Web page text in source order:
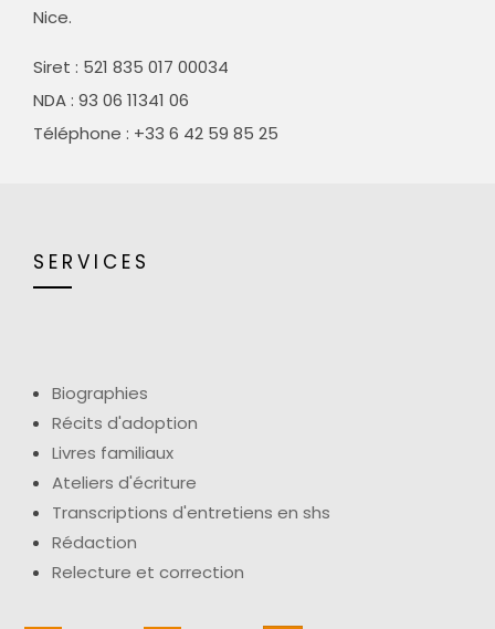
Nice.
Siret : 521 835 017 00034
NDA : 93 06 11341 06
Téléphone : +33 6 42 59 85 25
SERVICES
Biographies
Récits d'adoption
Livres familiaux
Ateliers d'écriture
Transcriptions d'entretiens en shs
Rédaction
Relecture et correction